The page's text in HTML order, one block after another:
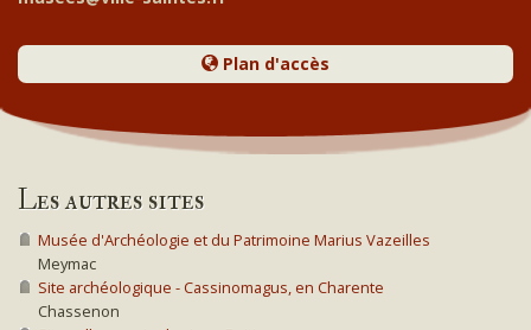
Plan d'accès
Les autres sites
Musée d'Archéologie et du Patrimoine Marius Vazeilles
Meymac
Site archéologique - Cassinomagus, en Charente
Chassenon